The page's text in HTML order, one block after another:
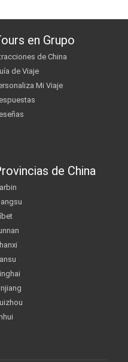
en Grupo
de China
de Viaje
Mi Viaje
de China